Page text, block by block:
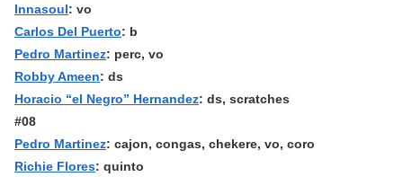
Innasoul: vo
Carlos Del Puerto: b
Pedro Martinez: perc, vo
Robby Ameen: ds
Horacio “el Negro” Hernandez: ds, scratches
#08
Pedro Martinez: cajon, congas, chekere, vo, coro
Richie Flores: quinto